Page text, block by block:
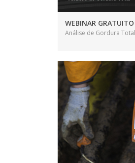
WEBINAR
Análise de Gordura